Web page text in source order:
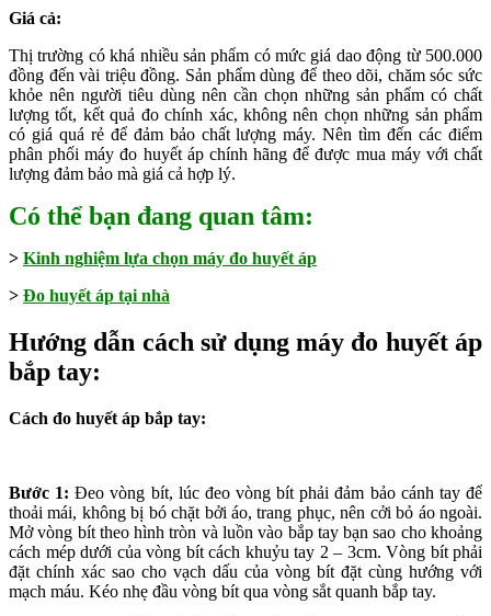
Giá cả:
Thị trường có khá nhiều sản phẩm có mức giá dao động từ 500.000
đồng đến vài triệu đồng. Sản phẩm dùng để theo dõi, chăm sóc sức
khỏe nên người tiêu dùng nên cần chọn những sản phẩm có chất
lượng tốt, kết quả đo chính xác, không nên chọn những sản phẩm
có giá quá rẻ để đảm bảo chất lượng máy. Nên tìm đến các điểm
phân phối máy đo huyết áp chính hãng để được mua máy với chất
lượng đảm bảo mà giá cả hợp lý.
Có thể bạn đang quan tâm:
> Kinh nghiệm lựa chọn máy đo huyết áp
> Đo huyết áp tại nhà
Hướng dẫn cách sử dụng máy đo huyết áp
bắp tay:
Cách đo huyết áp bắp tay:
Bước 1: Đeo vòng bít, lúc đeo vòng bít phải đảm bảo cánh tay để
thoải mái, không bị bó chặt bởi áo, trang phục, nên cởi bỏ áo ngoài.
Mở vòng bít theo hình tròn và luồn vào bắp tay bạn sao cho khoảng
cách mép dưới của vòng bít cách khuỷu tay 2 – 3cm. Vòng bít phải
đặt chính xác sao cho vạch dấu của vòng bít đặt cùng hướng với
mạch máu. Kéo nhẹ đầu vòng bít qua vòng sắt quanh bắp tay.